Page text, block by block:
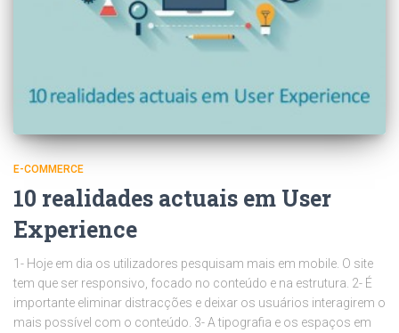
E-COMMERCE
10 realidades actuais em User
Experience
1- Hoje em dia os utilizadores pesquisam mais em mobile. O site
tem que ser responsivo, focado no conteúdo e na estrutura. 2- É
importante eliminar distracções e deixar os usuários interagirem o
mais possível com o conteúdo. 3- A tipografia e os espaços em